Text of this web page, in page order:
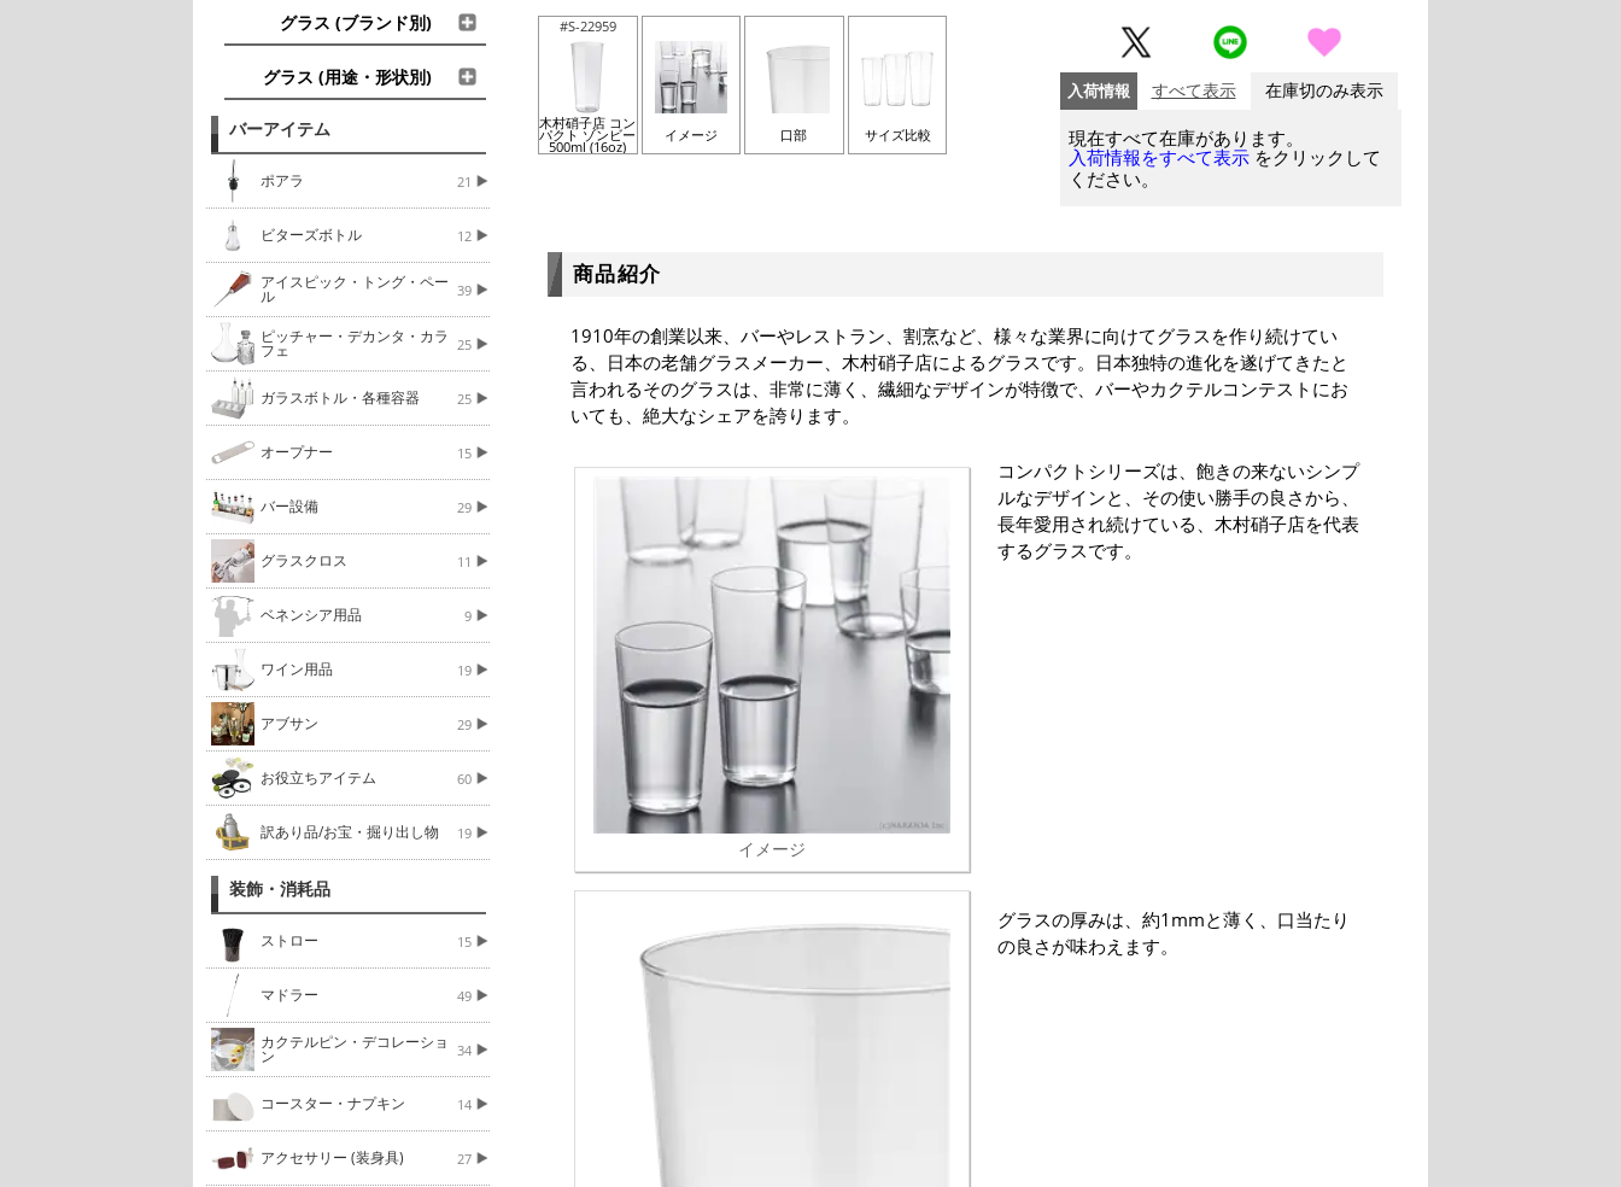
グラス (ブランド別)
グラス (用途・形状別)
バーアイテム
ポアラ 21
ビターズボトル 12
アイスピック・トング・ペー
ル 39
ピッチャー・デカンタ・カラ
フェ 25
ガラスボトル・各種容器 25
オープナー 15
バー設備 29
グラスクロス 11
ベネンシア用品 9
ワイン用品 19
アブサン 29
お役立ちアイテム 60
訳あり品/お宝・掘り出し物 19
装飾・消耗品
ストロー 15
マドラー 49
カクテルピン・デコレーショ
ン 34
コースター・ナプキン 14
アクセサリー (装身具) 27
#S-22959
木村硝子店 コン
パクト ゾンビー
500ml (16oz)
イメージ 口部 サイズ比較
入荷情報 すべて表示 在庫切のみ表示
現在すべて在庫があります。
入荷情報をすべて表示 をクリックして
ください。
商品紹介
1910年の創業以来、バーやレストラン、割烹など、様々な業界に向けてグラスを作り続けてい
る、日本の老舗グラスメーカー、木村硝子店によるグラスです。日本独特の進化を遂げてきたと
言われるそのグラスは、非常に薄く、繊細なデザインが特徴で、バーやカクテルコンテストにお
いても、絶大なシェアを誇ります。
イメージ
コンパクトシリーズは、飽きの来ないシンプ
ルなデザインと、その使い勝手の良さから、
長年愛用され続けている、木村硝子店を代表
するグラスです。
グラスの厚みは、約1mmと薄く、口当たり
の良さが味わえます。